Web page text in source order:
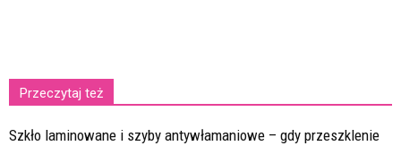
Przeczytaj też
Szkło laminowane i szyby antywłamaniowe – gdy przeszklenie